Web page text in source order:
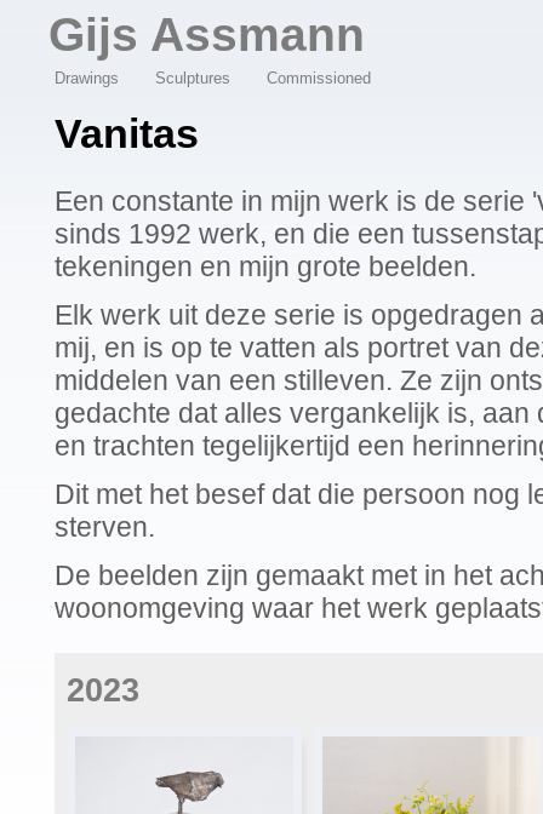
Gijs Assmann
Drawings Sculptures Commissioned
Vanitas
Een constante in mijn werk is de serie
sinds 1992 werk, en die een
tekeningen en mijn grote beelden.
Elk werk uit deze serie is opgedragen
mij, en is op te vatten als portret van
middelen van een stilleven. Ze zijn
gedachte dat alles vergankelijk is,
en trachten tegelijkertijd een
Dit met het besef dat die persoon nog
sterven.
De beelden zijn gemaakt met in het
woonomgeving waar het werk
2023